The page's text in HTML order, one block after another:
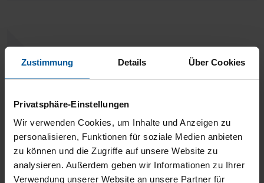
Zustimmung Details Über Cookies
Privatsphäre-Einstellungen
Wir verwenden Cookies, um Inhalte und Anzeigen zu
personalisieren, Funktionen für soziale Medien anbieten
zu können und die Zugriffe auf unsere Website zu
analysieren. Außerdem geben wir Informationen zu Ihrer
Verwendung unserer Website an unsere Partner für
Ein liebes Dankeschön an Frau Schmidt und Team,
wohlverdientenWochenende, per Mail erhalten.
anonymes VLH-Mitglied